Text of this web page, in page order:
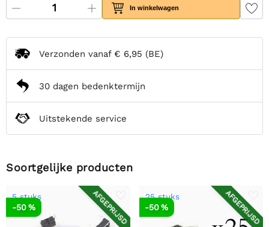
In winkelwagen
Verzonden vanaf € 6,95 (BE)
30 dagen bedenktermijn
Uitstekende service
Soortgelijke producten
AFGEPRIJSD
5 stuks
-50 % AFGEPRIJSD
25 stuks
-50 %